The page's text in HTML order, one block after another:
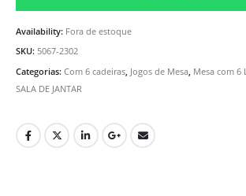
Availability: Fora de estoque
SKU: 5067-2302
Categorias: Com 6 cadeiras, Jogos de Mesa, Mesa com 6
SALA DE JANTAR